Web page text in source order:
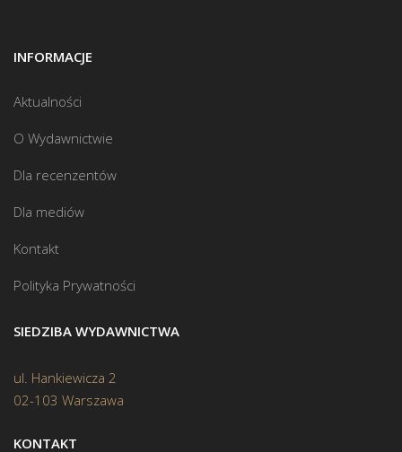
INFORMACJE
Aktualności
O Wydawnictwie
Dla recenzentów
Dla mediów
Kontakt
Polityka Prywatności
SIEDZIBA WYDAWNICTWA
ul. Hankiewicza 2
02-103 Warszawa
KONTAKT